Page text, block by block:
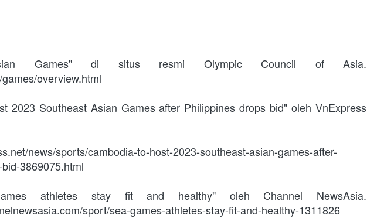
Games" di situs resmi Olympic Council of Asia.
overview.html
2023 Southeast Asian Games after Philippines drops bid" oleh VnExpress
news/sports/cambodia-to-host-2023-southeast-asian-games-after-
3869075.html
athletes stay fit and healthy" oleh Channel NewsAsia.
sport/sea-games-athletes-stay-fit-and-healthy-1311826